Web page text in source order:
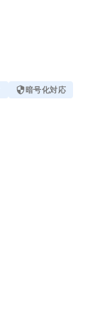
security暗号化対応